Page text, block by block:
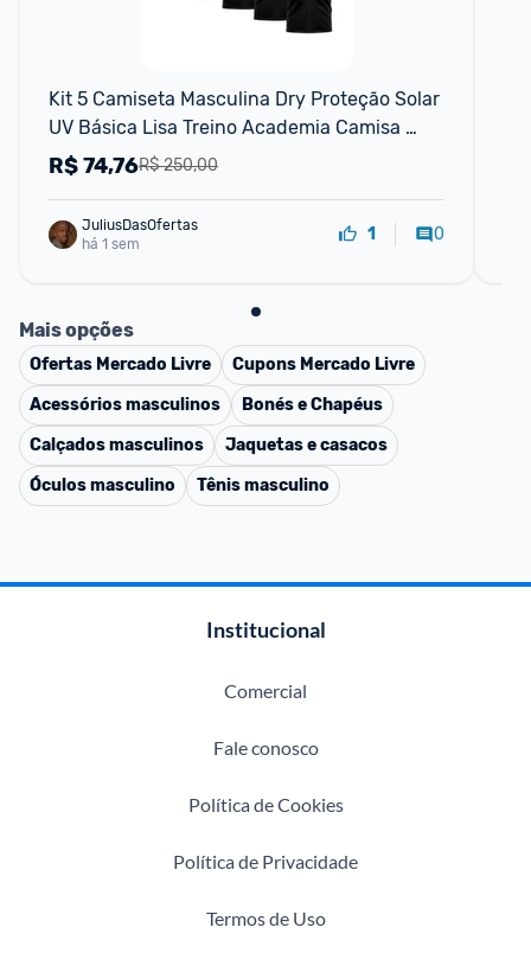
Kit 5 Camiseta Masculina Dry Proteção Solar
UV Básica Lisa Treino Academia Camisa
CamisetasR$ 250,00
R$74,76
JuliusDasOfertas
há 1 sem
1 0
Mais opções
Ofertas Mercado Livre Cupons Mercado Livre
Acessórios masculinos
Bonés e Chapéus
Calçados masculinos
Jaquetas e casacos
Óculos masculino
Tênis masculino
Institucional
Comercial
Fale conosco
Política de Cookies
Política de Privacidade
Termos de Uso